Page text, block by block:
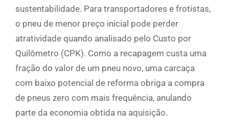
sustentabilidade. Para transportadores e frotistas,
o pneu de menor preço inicial pode perder
atratividade quando analisado pelo Custo por
Quilômetro (CPK). Como a recapagem custa uma
fração do valor de um pneu novo, uma carcaça
com baixo potencial de reforma obriga a compra
de pneus zero com mais frequência, anulando
parte da economia obtida na aquisição.